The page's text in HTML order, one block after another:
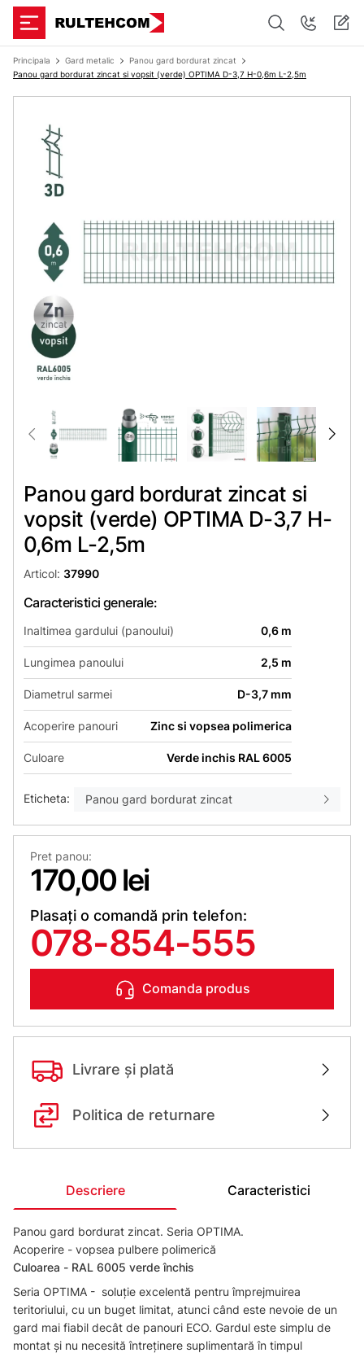
Principala Gard metalic
Panou gard bordurat zincat
Panou gard bordurat zincat si vopsit (verde) OPTIMA D-3,7 H-0,6m L-2,5m
Panou gard bordurat zincat si
vopsit (verde) OPTIMA D-3,7 H-
0,6m L-2,5m
Articol: 37990
Caracteristici generale:
Inaltimea gardului (panoului) 0,6 m
Lungimea panoului 2,5 m
Diametrul sarmei D-3,7 mm
Acoperire panouri Zinc si vopsea polimerica
Culoare Verde inchis RAL 6005
Eticheta: Panou gard bordurat zincat
Pret panou:
170,00 lei
Plasați o comandă prin telefon:
078-854-555
Comanda produs
Livrare și plată
Politica de returnare
Descriere Caracteristici
Panou gard bordurat zincat. Seria OPTIMA.
Acoperire - vopsea pulbere polimerică
Сuloarea - RAL 6005 verde închis
Seria OPTIMA - soluție excelentă pentru împrejmuirea
teritoriului, cu un buget limitat, atunci când este nevoie de un
gard mai fiabil decât de panouri ECO. Gardul este simplu de
montat și nu necesită întreținere suplimentară în timpul